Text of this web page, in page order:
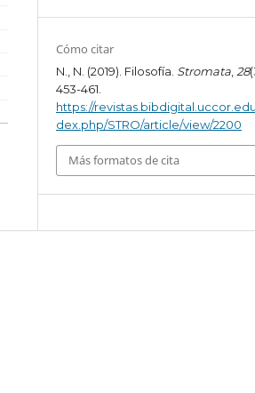
Cómo citar
N., N. (2019). Filosofía. Stromata 28
453-461.
https://
dex.php/STRO/article/view/2200
Más formatos de cita